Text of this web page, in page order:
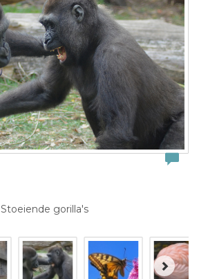
Stoeiende gorilla's